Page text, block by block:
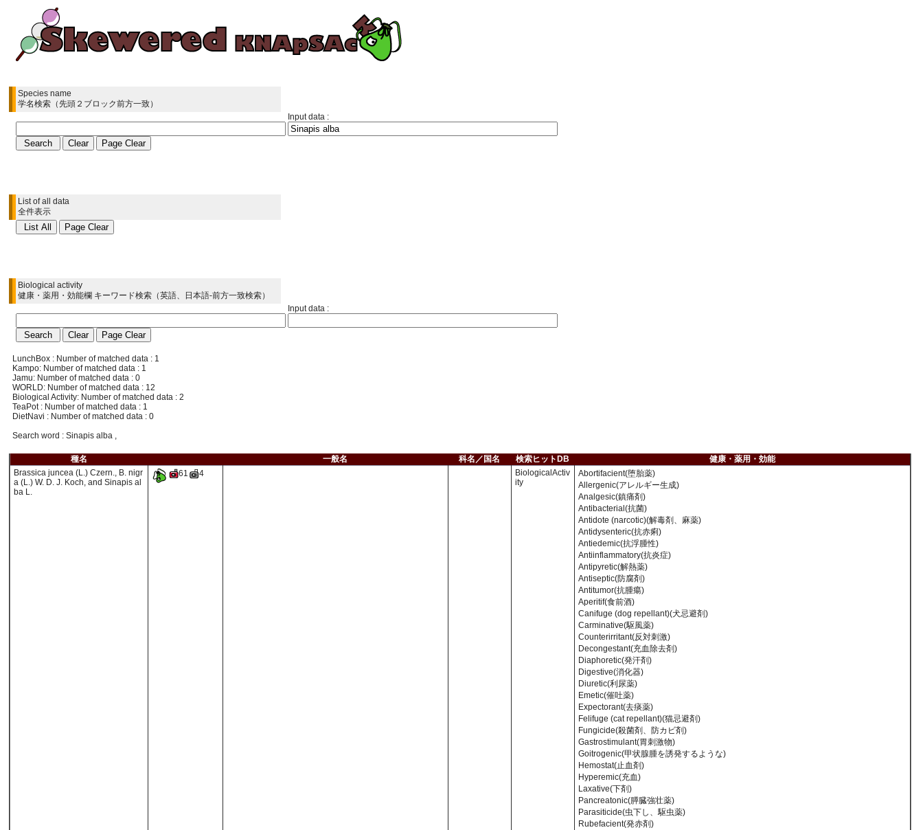
Species name
学名検索（先頭２ブロック前方一致）
Input data :
List of all data
全件表示
Biological activity
健康・薬用・効能欄 キーワード検索（英語、日本語-前方一致検索）
Input data :
LunchBox : Number of matched data : 1
Kampo: Number of matched data : 1
Jamu: Number of matched data : 0
WORLD: Number of matched data : 12
Biological Activity: Number of matched data : 2
TeaPot : Number of matched data : 1
DietNavi : Number of matched data : 0
Search word : Sinapis alba ,
種名 一般名 科名／国名 検索ヒットDB
健康・薬用・効能
Brassica juncea (L.) Czern., B. nigr
a (L.) W. D. J. Koch, and Sinapis al
ba L.
61 4
BiologicalActiv
ity
Abortifacient(堕胎薬)
Allergenic(アレルギー生成)
Analgesic(鎮痛剤)
Antibacterial(抗菌)
Antidote (narcotic)(解毒剤、麻薬)
Antidysenteric(抗赤痢)
Antiedemic(抗浮腫性)
Antiinflammatory(抗炎症)
Antipyretic(解熱薬)
Antiseptic(防腐剤)
Antitumor(抗腫瘍)
Aperitif(食前酒)
Canifuge (dog repellant)(犬忌避剤)
Carminative(駆風薬)
Counterirritant(反対刺激)
Decongestant(充血除去剤)
Diaphoretic(発汗剤)
Digestive(消化器)
Diuretic(利尿薬)
Emetic(催吐薬)
Expectorant(去痰薬)
Felifuge (cat repellant)(猫忌避剤)
Fungicide(殺菌剤、防カビ剤)
Gastrostimulant(胃刺激物)
Goitrogenic(甲状腺腫を誘発するような)
Hemostat(止血剤)
Hyperemic(充血)
Laxative(下剤)
Pancreatonic(膵臓強壮薬)
Parasiticide(虫下し、駆虫薬)
Rubefacient(発赤剤)